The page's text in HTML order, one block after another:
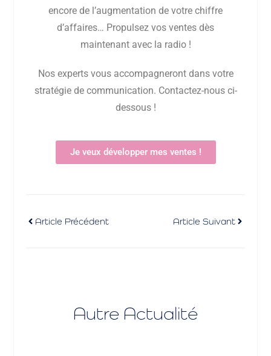
encore de l’augmentation de votre chiffre
d’affaires… Propulsez vos ventes dès
maintenant avec la radio !
Nos experts vous accompagneront dans votre
stratégie de communication. Contactez-nous ci-
dessous !
Je veux développer mes ventes !
Article Précédent Article Suivant
Autre Actualité